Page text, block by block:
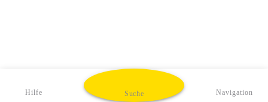
Hilfe Suche Navigation